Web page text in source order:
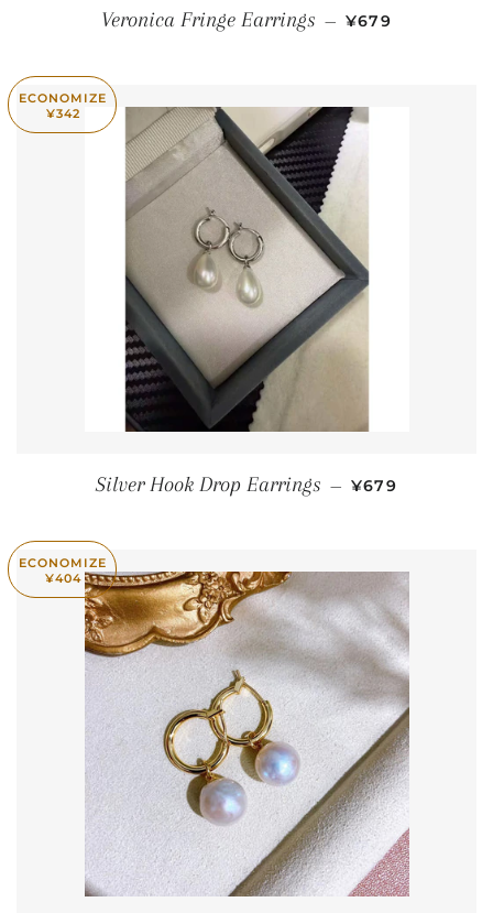
Veronica Fringe Earrings — PREÇO
¥679
ECONOMIZE
¥342
Silver Hook Drop Earrings — PREÇO
¥679
ECONOMIZE
¥404